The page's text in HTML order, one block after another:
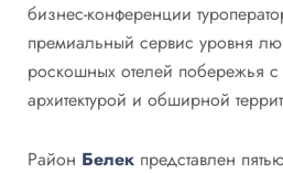
бизнес-конференции
премиальный сервис уровня
роскошных отелей побережья
архитектурой и обширной
Район Белек представлен